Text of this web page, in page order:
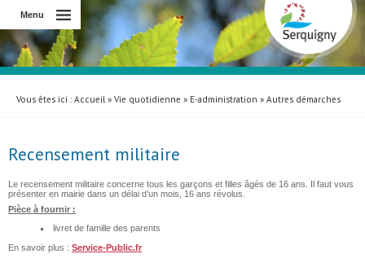
Menu
Vous êtes ici :Accueil» Vie quotidienne » E-administration » Autres démarches
Recensement militaire
Le recensement militaire concerne tous les garçons et filles âgés de 16 ans. Il faut vous
présenter en mairie dans un délai d’un mois, 16 ans révolus.
Pièce à fournir :
livret de famille des parents
En savoir plus : Service-Public.fr